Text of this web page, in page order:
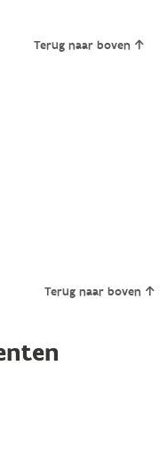
Terug naar boven
Terug naar boven